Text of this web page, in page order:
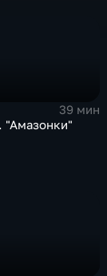
39 мин
"Амазонки"